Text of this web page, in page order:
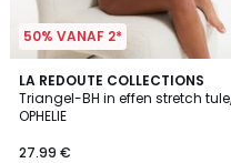
50% VANAF 2*
LA REDOUTE COLLECTIONS
Triangel-BH in effen stretch tule,
OPHELIE
27.99 €
4
/
5